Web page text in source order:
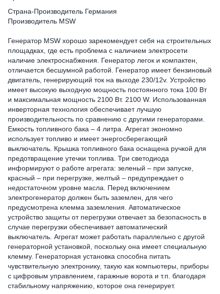
Страна-Производитель Германия
Производитель MSW
Генератор MSW хорошо зарекомендует себя на строительных
площадках, где есть проблема с наличием электросети
наличие электроснабжения. Генератор легок и компактен,
отличается бесшумной работой. Генератор имеет бензиновый
двигатель, генерирующий ток на выходе 230/12v. Устройство
имеет высокую выходную мощность постоянного тока 100 Вт
и максимальная мощность 2100 Вт. 2100 W. Использованная
инверторная технология обеспечивает лучшую
производительность по сравнению с другими генераторами.
Емкость топливного бака – 4 литра. Агрегат экономно
использует топливо и имеет энергосберегающий
выключатель. Крышка топливного бака оснащена ручкой для
предотвращение утечки топлива. Три светодиода
информируют о работе агрегата: зеленый – при запуске,
красный – при перегрузке, желтый – предупреждает о
недостаточном уровне масла. Перед включением
электрогенератор должен быть заземлен, для чего
предусмотрена клемма заземления. Автоматическое
устройство защиты от перегрузки отвечает за безопасность в
случае перегрузки обеспечивает автоматический
выключатель. Агрегат может работать параллельно с другой
генераторной установкой, поскольку она имеет специальную
клемму. Генераторная установка способна питать
чувствительную электронику, такую как компьютеры, приборы
с цифровым управлением, гаражные ворота и т.п. благодаря
стабильному напряжению, которое она генерирует.